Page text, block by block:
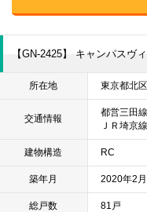
【GN-2425】 キャンパスヴ
所在地 東京都北
交通情報
都営三田
ＪＲ埼京
建物構造 RC
築年月 2020年2月
総戸数 81戸